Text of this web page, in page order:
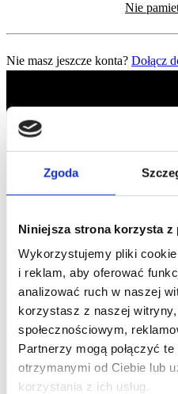
Zgoda
Niniejsza strona korzysta z
Wykorzystujemy pliki
i reklam, aby oferować
analizować ruch w naszej
korzystasz z naszej
społecznościowym,
Partnerzy mogą połączyć
otrzymanymi od Ciebie lub
korzystania z ich usług.
Nie
Nie masz jeszcze konta? Dołącz
Szpilka
Profil tiktok
Profil youtube
Szpilka